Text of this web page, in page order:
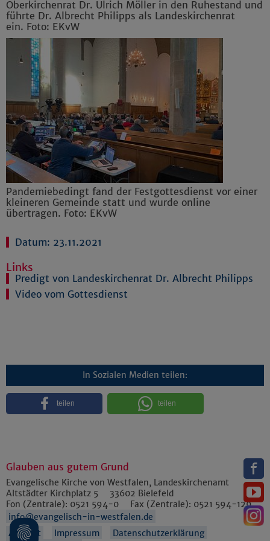
Oberkirchenrat Dr. Ulrich Möller in den Ruhestand und
führte Dr. Albrecht Philipps als Landeskirchenrat
ein. Foto: EKvW
Pandemiebedingt fand der Festgottesdienst vor einer
kleineren Gemeinde statt und wurde online
übertragen. Foto: EKvW
Datum: 23.11.2021
Links
Predigt von Landeskirchenrat Dr. Albrecht Philipps
Video vom Gottesdienst
In Sozialen Medien teilen:
teilen teilen
Glauben aus gutem Grund
Evangelische Kirche von Westfalen, Landeskirchenamt
Altstädter Kirchplatz 5
33602 Bielefeld
Fon (Zentrale): 0521 594-0 Fax (Zentrale): 0521 594-129
info@evangelisch-in-westfalen.de
Anfahrt
Impressum
Datenschutzerklärung